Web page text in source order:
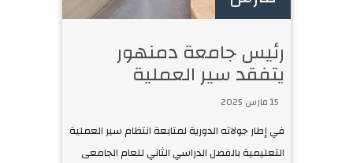
رئيس جامعة دمنهور
يتفقد سير العملية
التعليمية في الفصل
الدراسي الثاني بكلية
العلوم
15 مارس 2025
في إطار جولاته الدورية لمتابعة انتظام سير العملية
التعليمية بالفصل الدراسي الثاني للعام الجامعى